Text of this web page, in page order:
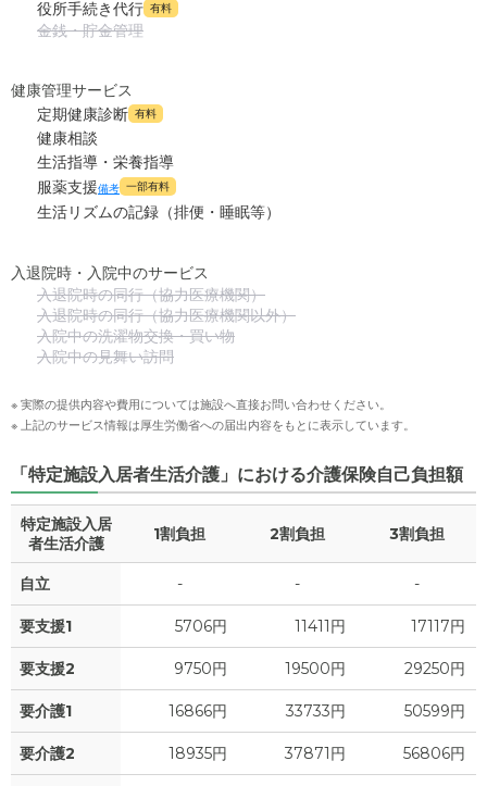
役所手続き代行 有料
金銭・貯金管理
健康管理サービス
定期健康診断 有料
健康相談
生活指導・栄養指導
服薬支援備考 一部有料
生活リズムの記録（排便・睡眠等）
入退院時・入院中のサービス
入退院時の同行（協力医療機関）
入退院時の同行（協力医療機関以外）
入院中の洗濯物交換・買い物
入院中の見舞い訪問
※ 実際の提供内容や費用については施設へ直接お問い合わせください。
※ 上記のサービス情報は厚生労働省への届出内容をもとに表示しています。
「特定施設入居者生活介護」における介護保険自己負担額
特定施設入居
者生活介護
1割負担 2割負担 3割負担
自立 - - -
要支援1 5706円 11411円 17117円
要支援2 9750円 19500円 29250円
要介護1 16866円 33733円 50599円
要介護2 18935円 37871円 56806円